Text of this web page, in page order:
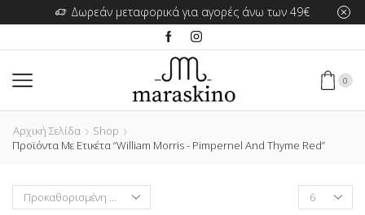
Δωρεάν μεταφορικά για αγορές άνω των 49€
0
Αρχική Σελίδα
Shop
Προϊόντα Με Ετικέτα “William Morris - Pimpernel And Thyme Red”
Products
per